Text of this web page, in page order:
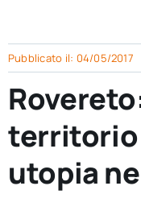
Pubblicato il: 04/05/2017
territorio
utopia